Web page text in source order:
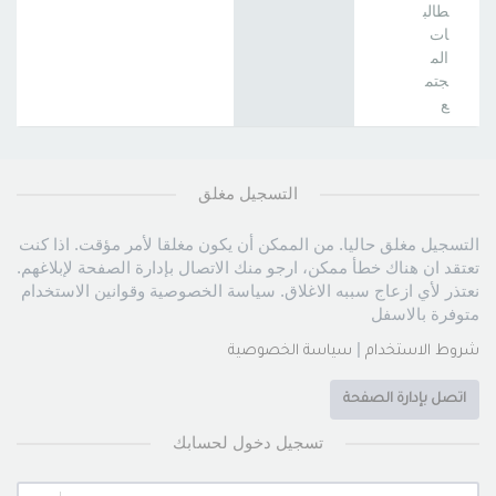
طالب
ات
الم
جتم
ع
التسجيل مغلق
التسجيل مغلق حاليا. من الممكن أن يكون مغلقا لأمر مؤقت. اذا كنت
تعتقد ان هناك خطأ ممكن، ارجو منك الاتصال بإدارة الصفحة لإبلاغهم.
نعتذر لأي ازعاج سببه الاغلاق. سياسة الخصوصية وقوانين الاستخدام
متوفرة بالاسفل
شروط الاستخدام | سياسة الخصوصية
اتصل بإدارة الصفحة
تسجيل دخول لحسابك